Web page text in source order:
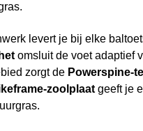
levert je bij elke
omsluit de voet adaptief
zorgt de Powerspine-
zoolplaatgeeft je